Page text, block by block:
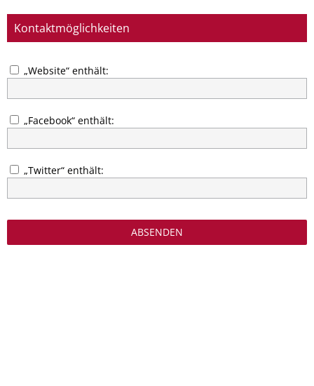
Kontaktmöglichkeiten
„Website“ enthält:
„Facebook“ enthält:
„Twitter“ enthält: